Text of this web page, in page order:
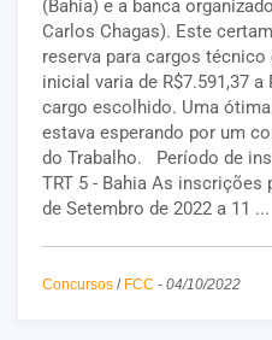
(Bahia) e a banca
Carlos Chagas). Este
reserva para cargos
inicial varia de R$7.591,37 a
cargo escolhido. Uma
estava esperando por um
do Trabalho. Período de
TRT 5 - Bahia As inscrições
de Setembro de 2022 a 11 ...
Concursos / FCC - 04/10/2022